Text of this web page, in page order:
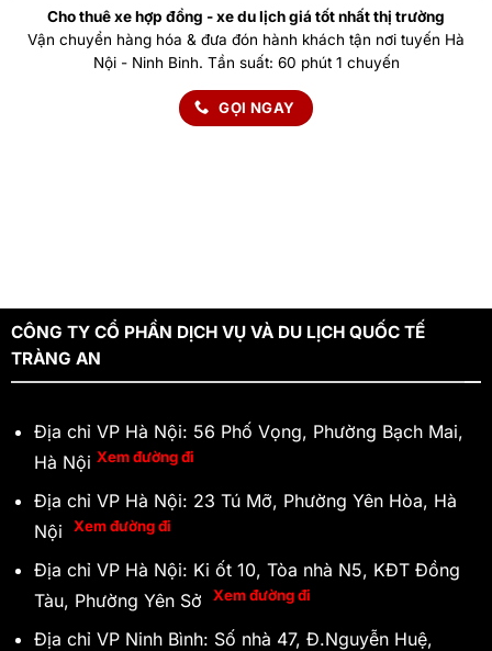
Cho thuê xe hợp đồng - xe du lịch giá tốt nhất thị trường
Vận chuyển hàng hóa & đưa đón hành khách tận nơi tuyến Hà
Nội - Ninh Binh. Tần suất: 60 phút 1 chuyến
GỌI NGAY
CÔNG TY CỔ PHẦN DỊCH VỤ VÀ DU LỊCH QUỐC TẾ
TRÀNG AN
Địa chỉ VP Hà Nội: 56 Phố Vọng, Phường Bạch Mai,
Hà Nội Xem đường đi
Địa chỉ VP Hà Nội: 23 Tú Mỡ, Phường Yên Hòa, Hà
Nội
Xem đường đi
Địa chỉ VP Hà Nội: Ki ốt 10, Tòa nhà N5, KĐT Đồng
Tàu, Phường Yên Sở
Xem đường đi
Địa chỉ VP Ninh Bình: Số nhà 47, Đ.Nguyễn Huệ,